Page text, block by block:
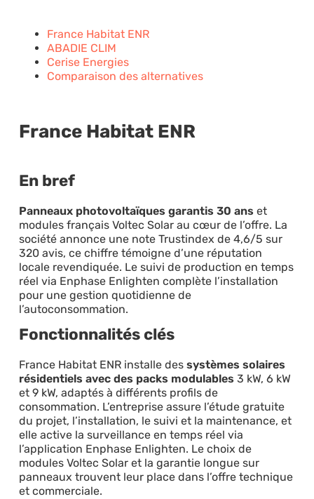
France Habitat ENR
ABADIE CLIM
Cerise Energies
Comparaison des alternatives
France Habitat ENR
En bref
Panneaux photovoltaïques garantis 30 ans et
modules français Voltec Solar au cœur de l’offre. La
société annonce une note Trustindex de 4,6/5 sur
320 avis, ce chiffre témoigne d’une réputation
locale revendiquée. Le suivi de production en temps
réel via Enphase Enlighten complète l’installation
pour une gestion quotidienne de
l’autoconsommation.
Fonctionnalités clés
France Habitat ENR installe des systèmes solaires
résidentiels avec des packs modulables 3 kW, 6 kW
et 9 kW, adaptés à différents profils de
consommation. L’entreprise assure l’étude gratuite
du projet, l’installation, le suivi et la maintenance, et
elle active la surveillance en temps réel via
l’application Enphase Enlighten. Le choix de
modules Voltec Solar et la garantie longue sur
panneaux trouvent leur place dans l’offre technique
et commerciale.